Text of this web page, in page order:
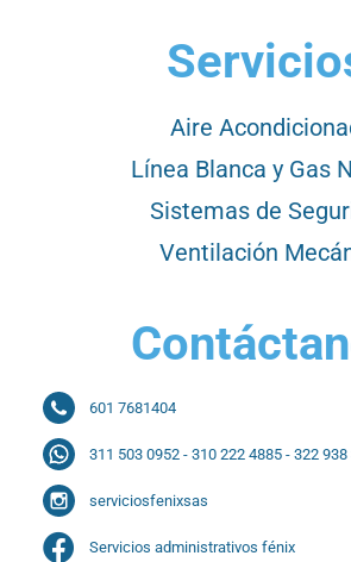
Aire
Línea Blanca y Gas
Sistemas de
Ventilación
601 7681404
311 503 0952 - 310 222 4885 - 322 938
serviciosfenixsas
Servicios administrativos fénix